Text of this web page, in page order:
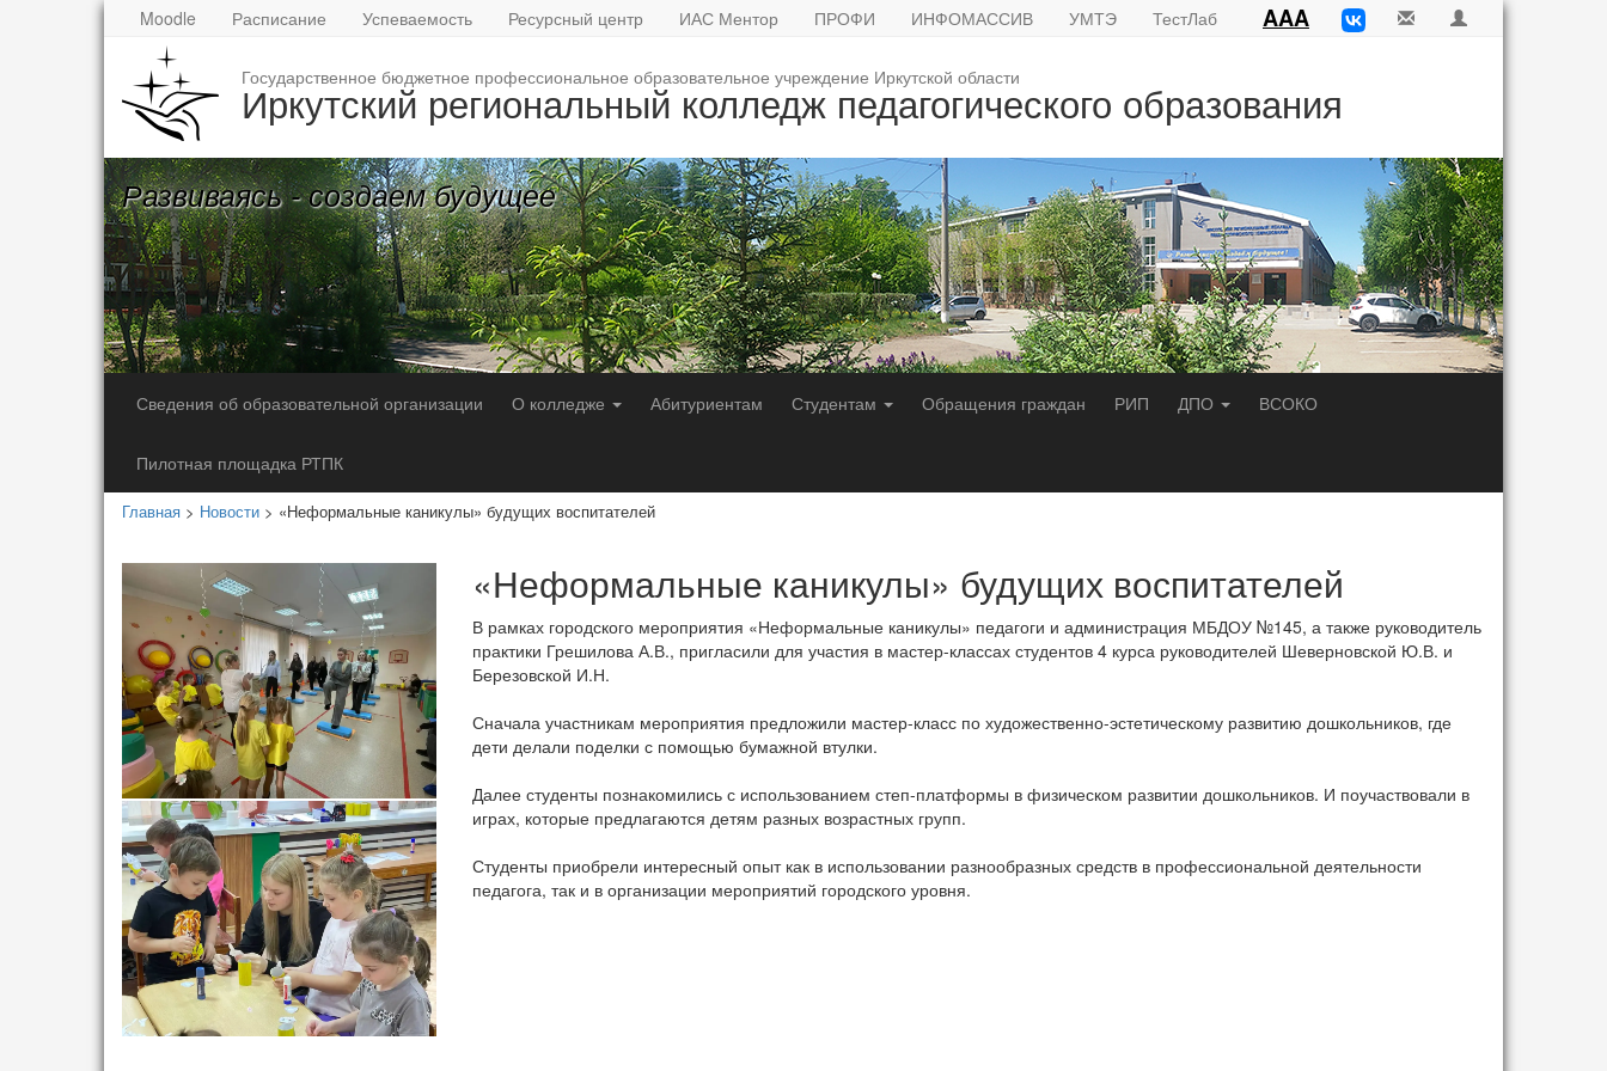
Moodle Расписание Успеваемость Ресурсный центр ИАС Ментор ПРОФИ ИНФОМАССИВ УМТЭ ТестЛаб AAA
Государственное бюджетное профессиональное образовательное учреждение Иркутской области
Иркутский региональный колледж педагогического образования
Развиваясь - создаем будущее
Сведения об образовательной организации О колледже Абитуриентам Студентам Обращения граждан РИП ДПО ВСОКО
Пилотная площадка РТПК
Главная > Новости > «Неформальные каникулы» будущих воспитателей
«Неформальные каникулы» будущих воспитателей
В рамках городского мероприятия «Неформальные каникулы» педагоги и администрация МБДОУ №145, а также руководитель
практики Грешилова А.В., пригласили для участия в мастер-классах студентов 4 курса руководителей Шеверновской Ю.В. и
Березовской И.Н.
Сначала участникам мероприятия предложили мастер-класс по художественно-эстетическому развитию дошкольников, где
дети делали поделки с помощью бумажной втулки.
Далее студенты познакомились с использованием степ-платформы в физическом развитии дошкольников. И поучаствовали в
играх, которые предлагаются детям разных возрастных групп.
Студенты приобрели интересный опыт как в использовании разнообразных средств в профессиональной деятельности
педагога, так и в организации мероприятий городского уровня.